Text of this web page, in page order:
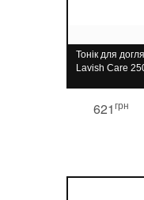
Тонік для
Lavish Care
621грн